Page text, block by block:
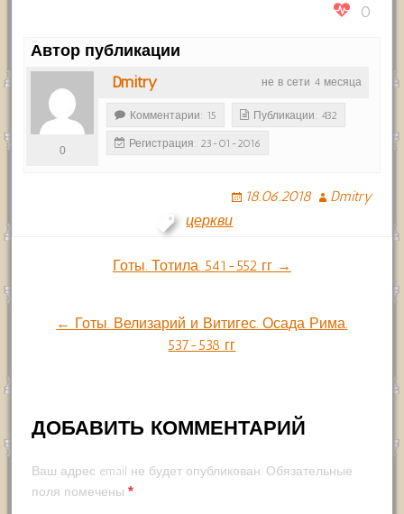
0
Автор публикации
не в сети 4 месяца
Dmitry
0
Комментарии: 15 Публикации: 432
Регистрация: 23-01-2016
18.06.2018
Dmitry
церкви
НавигацияГоты. Тотила. 541-552 гг →
← Готы. Велизарий и Витигес. Осада Рима.
537-538 гг
ДОБАВИТЬ КОММЕНТАРИЙ
Ваш адрес email не будет опубликован. Обязательные
поля помечены *